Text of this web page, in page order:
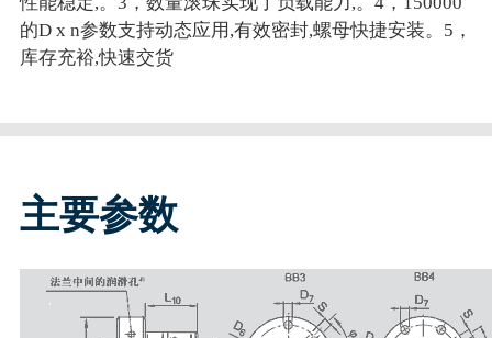
的D x n参数支持动态应用,有效密封,螺母快捷安装。5，
库存充裕,快速交货
主要参数